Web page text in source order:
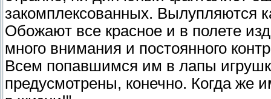
закомплексованных. Вылупляются
Обожают все красное и в полете
много внимания и постоянного
Всем попавшимся им в лапы
предусмотрены, конечно. Когда же